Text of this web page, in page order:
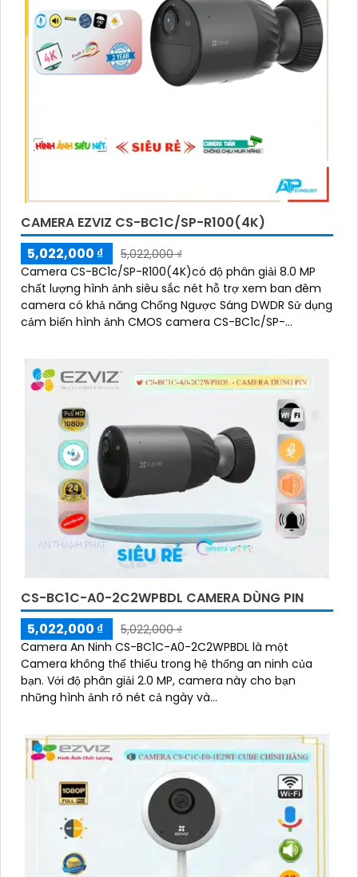
CAMERA EZVIZ CS-BC1C/SP-R100(4K)
5,022,000 ₫
5,022,000 ₫
Camera CS-BC1c/SP-R100(4K)có độ phân giải 8.0 MP
chất lượng hình ảnh siêu sắc nét hỗ trợ xem ban đêm
camera có khả năng Chống Ngược Sáng DWDR Sử dụng
cảm biến hình ảnh CMOS camera CS-BC1c/SP-
dữ liệu lên đến 512GB thông qua khe thẻ nhớ
CS-BC1C-A0-2C2WPBDL CAMERA DÙNG PIN
5,022,000 ₫
5,022,000 ₫
Camera An Ninh CS-BC1C-A0-2C2WPBDL là một
Camera không thể thiếu trong hệ thống an ninh của
bạn. Với độ phân giải 2.0 MP, camera này cho bạn
những hình ảnh rõ nét cả ngày và...